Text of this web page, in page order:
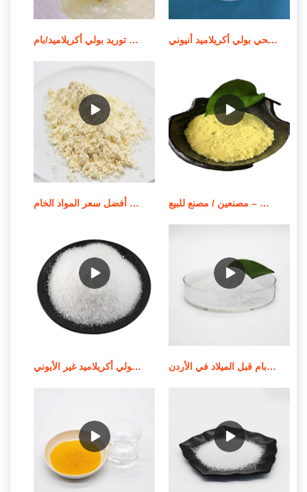
توريد بولي أكريلاميد/بام MSDS لمعالجة المياه في الصين الشركة المصنعة للمواد الكيميائية لمعالجة مياه الصرف الصحي بولي أكريلاميد أنيوني
أفضل سعر المواد الخام apam/مسحوق بولي أكريلاميد أنيوني بوليمر بولي أكريلاميد قابل للذوبان في الزيت – مصنعين / مصنع للبيع
استخدام وإشعار تطبيق بولي أكريلاميد غير الأيوني جودة عالية من الموردين الندف بام قبل الميلاد في الأردن